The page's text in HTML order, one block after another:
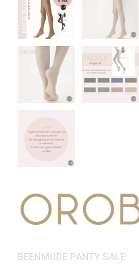
Categorieën:
BEENMODE PANTY SALE